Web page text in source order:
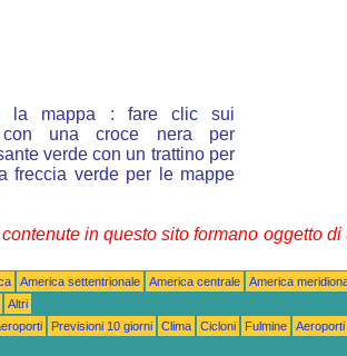
la mappa : fare clic sui
una croce nera per
verde con un trattino per
freccia verde per le mappe
in questo sito formano oggetto
America settentrionale America centrale
America
Altri
Previsioni 10 giorni Clima Cicloni Fulmine
Aeroporti